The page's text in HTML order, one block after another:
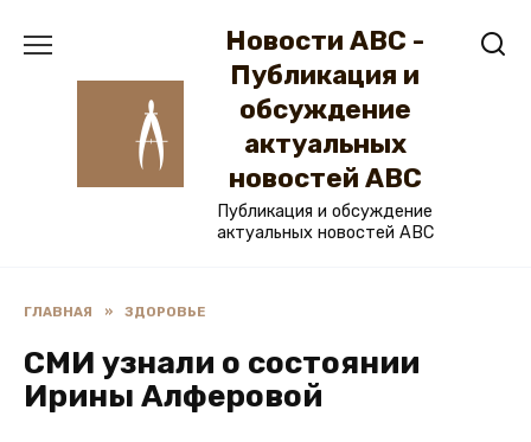
Новости ABC -
Публикация и
обсуждение
актуальных
новостей ABC
Публикация и обсуждение
актуальных новостей ABC
ГЛАВНАЯ » ЗДОРОВЬЕ
СМИ узнали о состоянии
Ирины Алферовой